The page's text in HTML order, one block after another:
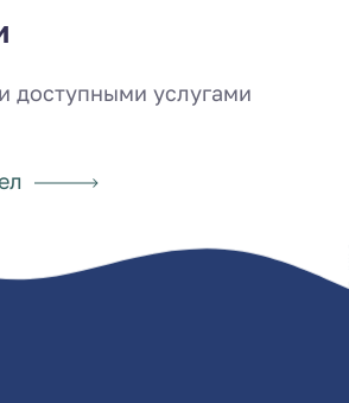
доступными услугами